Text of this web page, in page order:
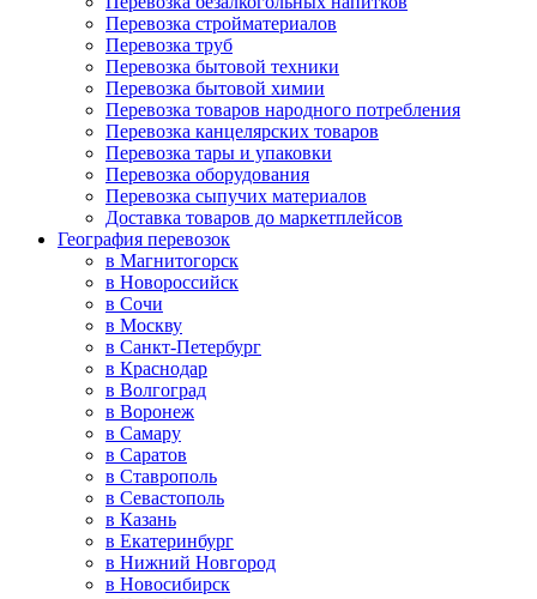
Перевозка стройматериалов
Перевозка труб
Перевозка бытовой техники
Перевозка бытовой химии
Перевозка товаров народного потребления
Перевозка канцелярских товаров
Перевозка тары и упаковки
Перевозка оборудования
Перевозка сыпучих материалов
Доставка товаров до маркетплейсов
География перевозок
в Магнитогорск
в Новороссийск
в Сочи
в Москву
в Санкт-Петербург
в Краснодар
в Волгоград
в Воронеж
в Самару
в Саратов
в Ставрополь
в Севастополь
в Казань
в Екатеринбург
в Нижний Новгород
в Новосибирск